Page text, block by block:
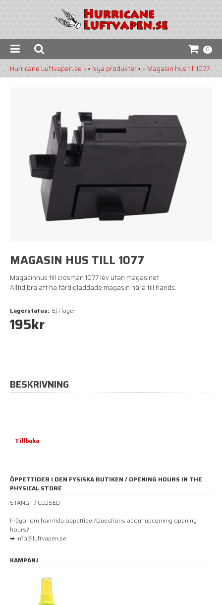
0
Hurricane Luftvapen.se >▪️ Nya produkter ▪️ > Magasin hus till 1077
MAGASIN HUS TILL 1077
Magasinhus till crosman 1077 lev utan magasinet
Alltid bra att ha färdigladdade magasin nära till hands.
Lagerstatus: Ej i lager
195kr
BESKRIVNING
Tillbaka
ÖPPETTIDER I DEN FYSISKA BUTIKEN / OPENING HOURS IN THE
PHYSICAL STORE
STÄNGT / CLOSED
Frågor om framtida öppettider/Questions about upcoming opening
hours?
➡ info@luftvapen.se
KAMPANJ